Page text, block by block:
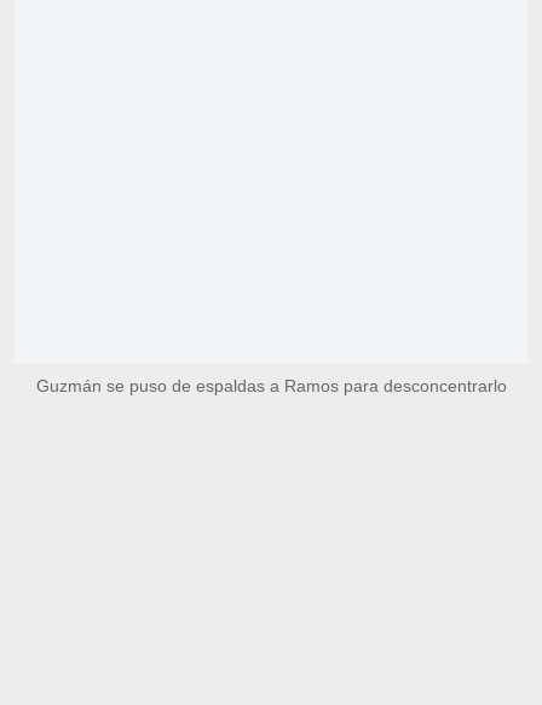
Guzmán se puso de espaldas a Ramos para desconcentrarlo